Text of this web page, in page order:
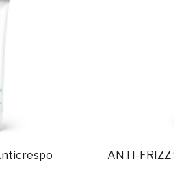
ANTI-FRIZZ